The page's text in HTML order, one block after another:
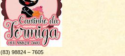
(83) 98824 – 7605